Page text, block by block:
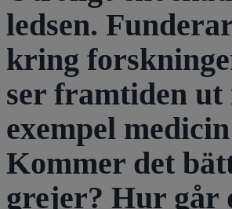
ledsen.
kring
ser framtiden
exempel
Kommer det
grejer? Hur går